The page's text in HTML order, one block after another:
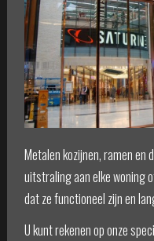
Metalen kozijnen, ramen en
uitstraling aan elke woning
dat ze functioneel zijn en
U kunt rekenen op onze